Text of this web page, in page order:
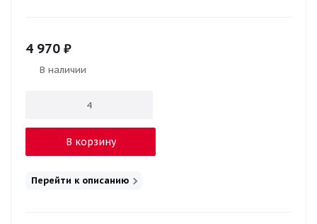
4 970 ₽
В наличии
В корзину
Перейти к описанию